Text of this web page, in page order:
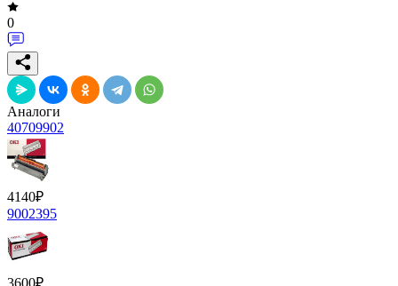
0
Аналоги
40709902
4140₽
9002395
3600₽